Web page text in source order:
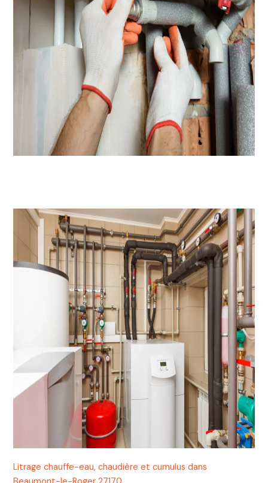
Litrage chauffe-eau, chaudière et cumulus dans